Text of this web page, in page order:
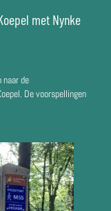
met Nynke
naar de
De voorspellingen